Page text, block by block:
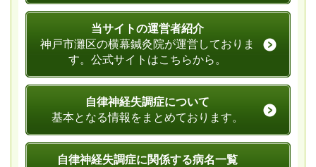
当サイトの運営者紹介
神戸市灘区の横幕鍼灸院が運営しておりま
す。公式サイトはこちらから。
自律神経失調症について
基本となる情報をまとめております。
自律神経失調症に関係する病名一覧